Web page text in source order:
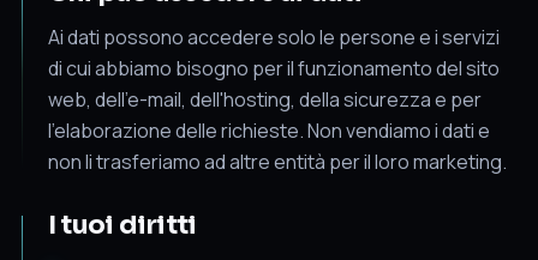
Ai dati possono accedere solo le persone e i servizi
di cui abbiamo bisogno per il funzionamento del sito
web, dell'e-mail, dell'hosting, della sicurezza e per
l'elaborazione delle richieste. Non vendiamo i dati e
non li trasferiamo ad altre entità per il loro marketing.
I tuoi diritti